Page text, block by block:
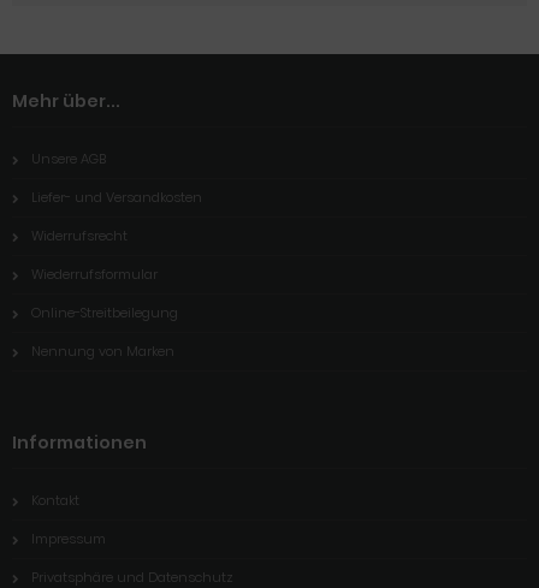
Mehr über...
Unsere AGB
Liefer- und Versandkosten
Widerrufsrecht
Wiederrufsformular
Online-Streitbeilegung
Nennung von Marken
Informationen
Kontakt
Impressum
Privatsphäre und Datenschutz